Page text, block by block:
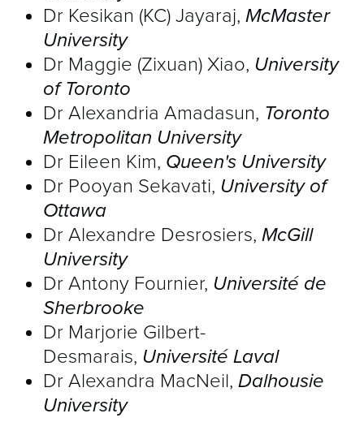
anesthésiologie et les instructeurs. On y
trouve un grand nombre de simulations
pharmacocinétiques, physiologiques et
liées à l’appareil d’anesthésie Ces
simulations primées sont avancées et
très utiles pour expliquer certains
concepts intégrés. Le site est
également doté d’une
différents dispositifs de voies
respiratoires.
Capnography.comLa cinquième édition
de cet excellent site Web se consacre
uniquement à l’enseignement de la
compréhension et des concepts actuels
Dr Kesikan (KC) Jayaraj, McMaster
University
Dr Maggie (Zixuan) Xiao, University
of Toronto
Dr Alexandria Amadasun, Toronto
Metropolitan University
Dr Eileen Kim, Queen's University
Dr Pooyan Sekavati, University of
Ottawa
Dr Alexandre Desrosiers, McGill
University
Dr Antony Fournier, Université de
Sherbrooke
Dr Marjorie Gilbert-
Desmarais, Université Laval
Dr Alexandra MacNeil, Dalhousie
University